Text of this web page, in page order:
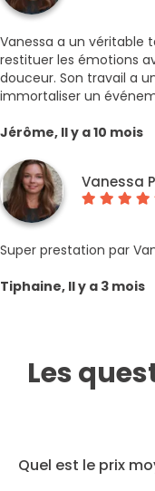
Vanessa a un véritable
restituer les émotions
douceur. Son travail a
immortaliser un
Jérôme, Il y a 10 mois
Vanessa
Super prestation par
Tiphaine, Il y a 3 mois
Les
Quel est le prix